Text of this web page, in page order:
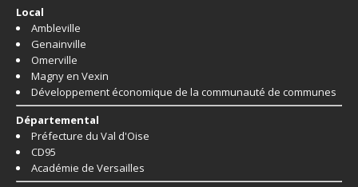
Local
Ambleville
Genainville
Omerville
Magny en Vexin
Développement économique de la communauté de communes
Départemental
Préfecture du Val d'Oise
CD95
Académie de Versailles